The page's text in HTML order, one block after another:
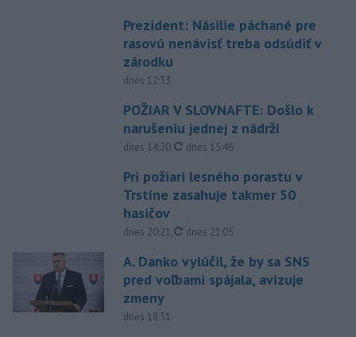
Prezident: Násilie páchané pre
rasovú nenávisť treba odsúdiť v
zárodku
dnes 12:33
POŽIAR V SLOVNAFTE: Došlo k
narušeniu jednej z nádrží
dnes 14:20, aktualizované
dnes 15:46
Pri požiari lesného porastu v
Trstíne zasahuje takmer 50
hasičov
dnes 20:21, aktualizované
dnes 21:05
A. Danko vylúčil, že by sa SNS
pred voľbami spájala, avizuje
zmeny
dnes 18:51